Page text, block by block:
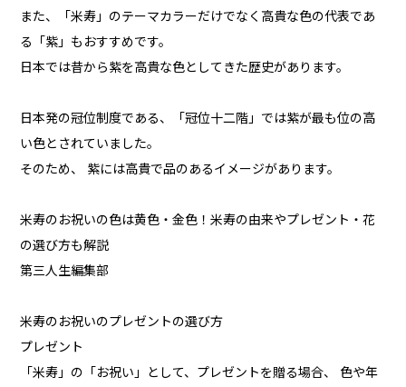
また、「米寿」のテーマカラーだけでなく高貴な色の代表であ
る「紫」もおすすめです。
日本では昔から紫を高貴な色としてきた歴史があります。
日本発の冠位制度である、「冠位十二階」では紫が最も位の高
い色とされていました。
そのため、 紫には高貴で品のあるイメージがあります。
米寿のお祝いの色は黄色・金色！米寿の由来やプレゼント・花
の選び方も解説
第三人生編集部
米寿のお祝いのプレゼントの選び方
プレゼント
「米寿」の「お祝い」として、プレゼントを贈る場合、 色や年